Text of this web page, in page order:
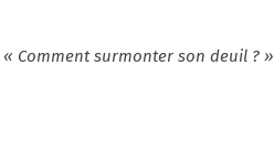
Comment surmonter son deuil ? »